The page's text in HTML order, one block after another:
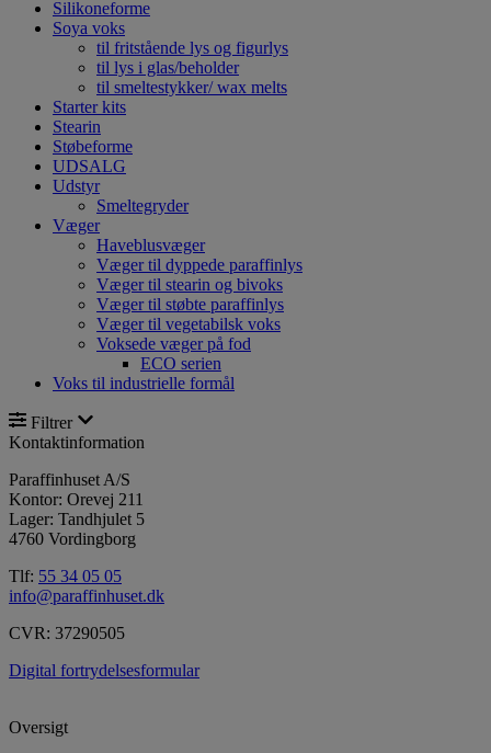
Silikoneforme
Soya voks
til fritstående lys og figurlys
til lys i glas/beholder
til smeltestykker/ wax melts
Starter kits
Stearin
Støbeforme
UDSALG
Udstyr
Smeltegryder
Væger
Haveblusvæger
Væger til dyppede paraffinlys
Væger til stearin og bivoks
Væger til støbte paraffinlys
Væger til vegetabilsk voks
Voksede væger på fod
ECO serien
Voks til industrielle formål
Filtrer
Kontaktinformation
Paraffinhuset A/S
Kontor: Orevej 211
Lager: Tandhjulet 5
4760 Vordingborg
Tlf: 55 34 05 05
info@paraffinhuset.dk
CVR: 37290505
Digital fortrydelsesformular
Oversigt